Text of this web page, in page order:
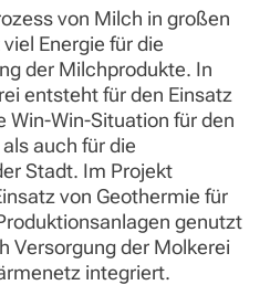
von Milch in großen
Energie für die
der Milchprodukte. In
entsteht für den Einsatz
Win-Win-Situation für den
auch für die
Stadt. Im Projekt
von Geothermie für
genutzt
Versorgung der Molkerei
integriert.